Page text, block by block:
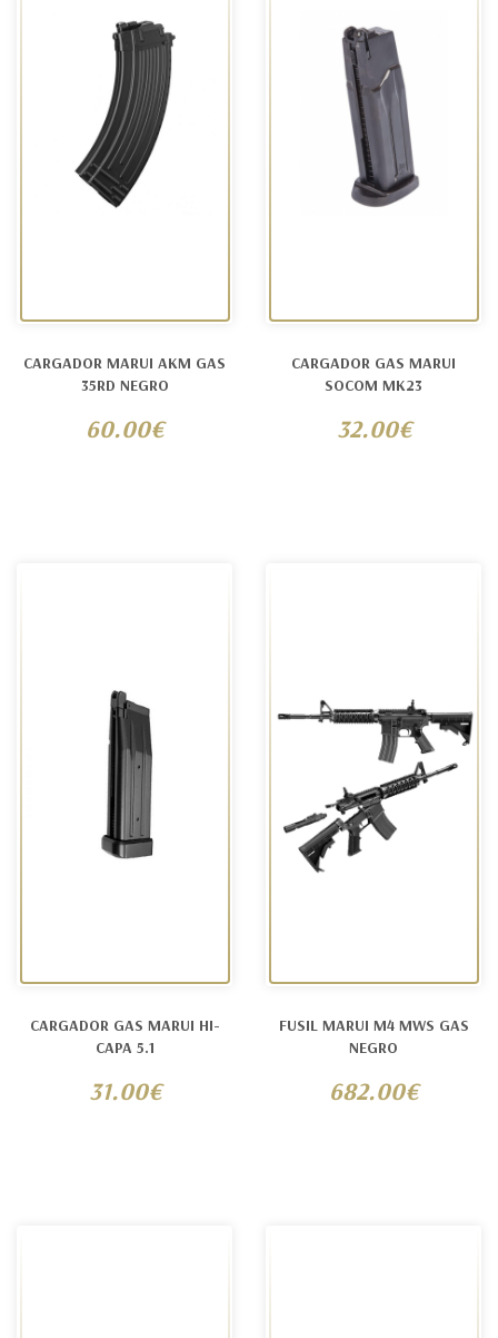
CARGADOR MARUI AKM GAS
35RD NEGRO
60.00€
CARGADOR GAS MARUI
SOCOM MK23
32.00€
CARGADOR GAS MARUI HI-
CAPA 5.1
31.00€
FUSIL MARUI M4 MWS GAS
NEGRO
682.00€